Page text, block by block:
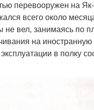
перевооружен на
всего около
вел, занимаясь по
на иностранную
в полку